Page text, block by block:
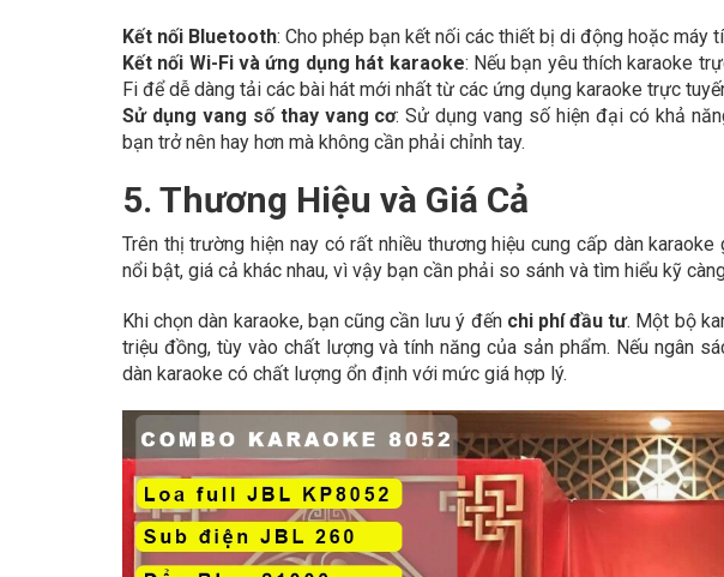
Kết nối Bluetooth: Cho phép bạn kết nối các thiết bị di động hoặc máy
Kết nối Wi-Fi và ứng dụng hát karaoke: Nếu bạn yêu thích karaoke
Fi để dễ dàng tải các bài hát mới nhất từ các ứng dụng karaoke trực
Sử dụng vang số thay vang cơ: Sử dụng vang số hiện đại có khả
bạn trở nên hay hơn mà không cần phải chỉnh tay.
5. Thương Hiệu và Giá Cả
Trên thị trường hiện nay có rất nhiều thương hiệu cung cấp dàn
nổi bật, giá cả khác nhau, vì vậy bạn cần phải so sánh và tìm hiểu kỹ
Khi chọn dàn karaoke, bạn cũng cần lưu ý đến chi phí đầu tư. Một bộ
triệu đồng, tùy vào chất lượng và tính năng của sản phẩm. Nếu ngân
dàn karaoke có chất lượng ổn định với mức giá hợp lý.